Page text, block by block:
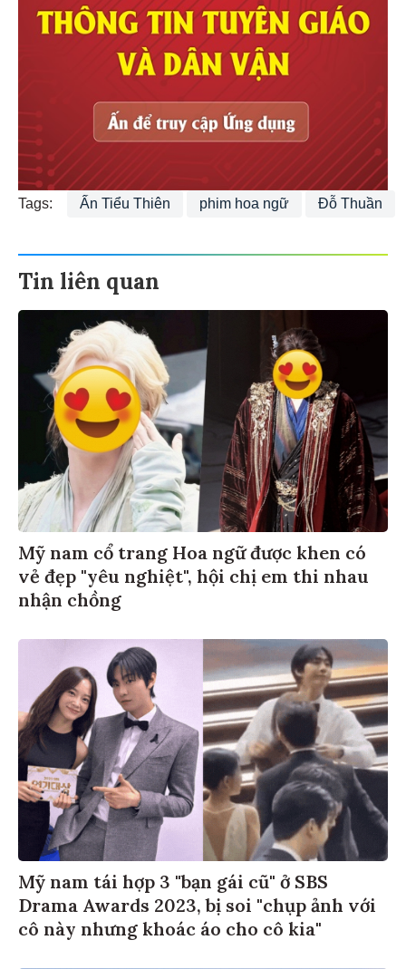
Tags: Ấn Tiểu Thiên phim hoa ngữ Đỗ Thuần
Tin liên quan
Mỹ nam cổ trang Hoa ngữ được khen có
vẻ đẹp "yêu nghiệt", hội chị em thi nhau
nhận chồng
Mỹ nam tái hợp 3 "bạn gái cũ" ở SBS
Drama Awards 2023, bị soi "chụp ảnh với
cô này nhưng khoác áo cho cô kia"